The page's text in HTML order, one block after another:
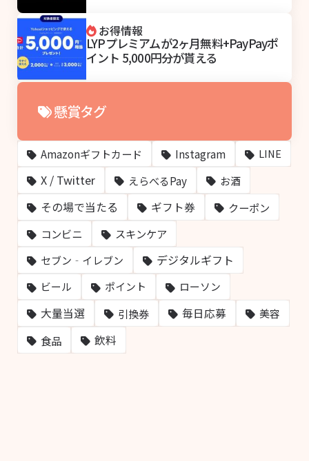
お得情報
LYPプレミアムが2ヶ月無料+PayPayポ
イント 5,000円分が貰える
懸賞タグ
Amazonギフトカード Instagram LINE
X / Twitter えらべるPay お酒
その場で当たる ギフト券
クーポン
コンビニ
スキンケア
セブン‐イレブン デジタルギフト
ビール ポイント ローソン
大量当選 引換券 毎日応募 美容
食品 飲料